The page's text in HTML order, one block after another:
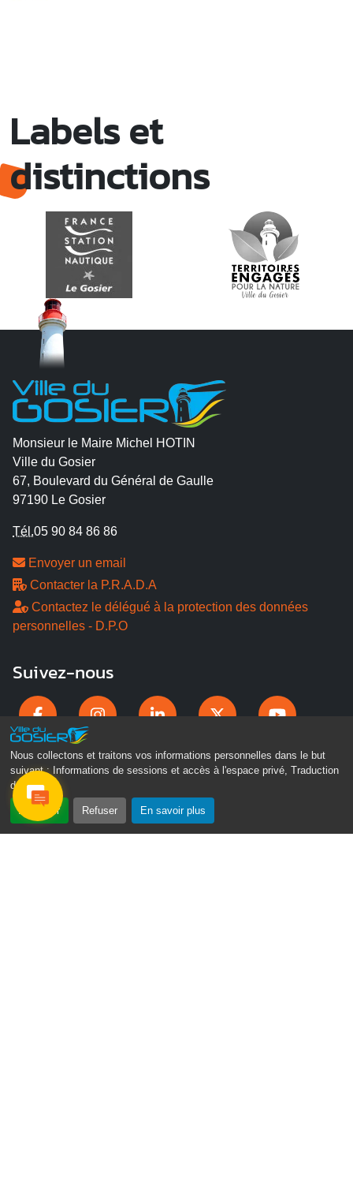
Nous collectons et traitons vos informations personnelles dans le but
suivant :
Informations de sessions et accès à l'espace privé, Traduction
des pages .
Accepter Refuser En savoir plus
Labels et
distinctions
Monsieur le Maire Michel HOTIN
Ville du Gosier
67, Boulevard du Général de Gaulle
97190 Le Gosier
Tél.05 90 84 86 86
Envoyer un email
Contacter la P.R.A.D.A
Contactez le délégué à la protection des données
personnelles - D.P.O
Suivez-nous